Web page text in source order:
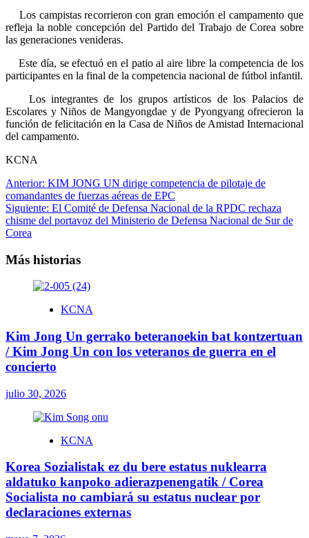
Los campistas recorrieron con gran emoción el campamento que
refleja la noble concepción del Partido del Trabajo de Corea sobre
las generaciones venideras.
Este día, se efectuó en el patio al aire libre la competencia de los
participantes en la final de la competencia nacional de fútbol infantil.
Los integrantes de los grupos artísticos de los Palacios de
Escolares y Niños de Mangyongdae y de Pyongyang ofrecieron la
función de felicitación en la Casa de Niños de Amistad Internacional
del campamento.
KCNA
Navegación
de
entradas
Anterior: KIM JONG UN dirige competencia de pilotaje de
comandantes de fuerzas aéreas de EPC
Siguiente: El Comité de Defensa Nacional de la RPDC rechaza
chisme del portavoz del Ministerio de Defensa Nacional de Sur de
Corea
Más historias
KCNA
Kim Jong Un gerrako beteranoekin bat kontzertuan
/ Kim Jong Un con los veteranos de guerra en el
concierto
julio 30, 2026
KCNA
Korea Sozialistak ez du bere estatus nuklearra
aldatuko kanpoko adierazpenengatik / Corea
Socialista no cambiará su estatus nuclear por
declaraciones externas